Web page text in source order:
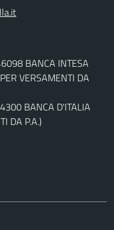
BANCA INTESA
VERSAMENTI DA
BANCA D'ITALIA
DA P.A.)